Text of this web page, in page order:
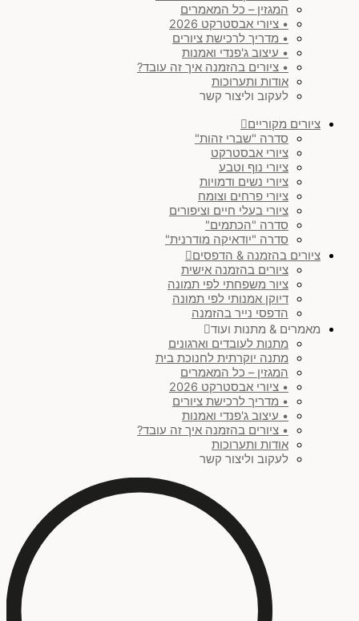
המגזין – כל המאמרים
• ציורי אבסטרקט 2026
• מדריך לרכישת ציורים
• עיצוב ג'פנדי ואמנות
• ציורים בהזמנה איך זה עובד?
אודות ותערוכות
לעקוב וליצור קשר
ציורים מקוריים
סדרה "שברי זהות"
ציורי אבסטרקט
ציורי נוף וטבע
ציורי נשים ודמויות
ציורי פרחים וצומח
ציורי בעלי חיים וציפורים
סדרה "הכתמים"
סדרה "יודאיקה מודרנית"
ציורים בהזמנה & הדפסים
ציורים בהזמנה אישית
ציור משפחתי לפי תמונה
דיוקן אמנותי לפי תמונה
הדפסי נייר בהזמנה
מאמרים & מתנות ועוד
מתנות לעובדים וארגונים
מתנה יוקרתית לחנוכת בית
המגזין – כל המאמרים
• ציורי אבסטרקט 2026
• מדריך לרכישת ציורים
• עיצוב ג'פנדי ואמנות
• ציורים בהזמנה איך זה עובד?
אודות ותערוכות
לעקוב וליצור קשר